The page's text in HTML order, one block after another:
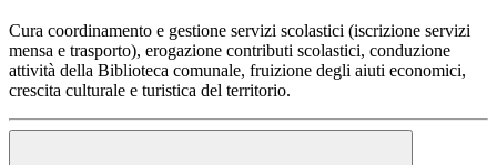
Cura coordinamento e gestione servizi scolastici (iscrizione servizi
mensa e trasporto), erogazione contributi scolastici, conduzione
attività della Biblioteca comunale, fruizione degli aiuti economici,
crescita culturale e turistica del territorio.